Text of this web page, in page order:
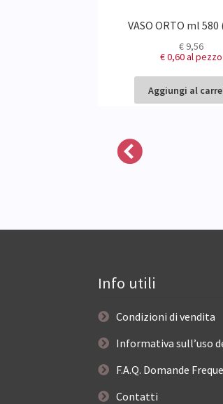
VASO ORTO ml 580
€9,56
€ 0,60al pezzo
Aggiungi al
Info utili
Condizioni di vendita
Informativa sull’uso
F.A.Q. Domande
Contatti